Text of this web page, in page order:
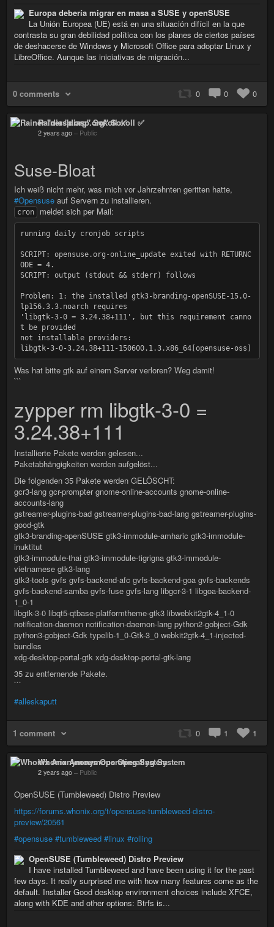
Europa debería migrar en masa a SUSE y openSUSE
La Unión Europea (UE) está en una situación difícil en la que
contrasta su gran debilidad política con los planes de ciertos países
de deshacerse de Windows y Microsoft Office para adoptar Linux y
LibreOffice. Aunque las iniciativas de migración...
0 comments 0 0 0
Rainer "diasp​.org" Sokoll ✅
2 years ago – Public
Suse-Bloat
Ich weiß nicht mehr, was mich vor Jahrzehnten geritten hatte,
#Opensuse auf Servern zu installieren.
cron meldet sich per Mail:
running daily cronjob scripts
SCRIPT: opensuse.org-online_update exited with RETURNC
ODE = 4.
SCRIPT: output (stdout && stderr) follows
Problem: 1: the installed gtk3-branding-openSUSE-15.0-
lp156.3.3.noarch requires
'libgtk-3-0 = 3.24.38+111', but this requirement canno
t be provided
not installable providers:
Was hat bitte gtk auf einem Server verloren? Weg damit!
```
zypper rm libgtk-3-0 =
3.24.38+111
Installierte Pakete werden gelesen...
Paketabhängigkeiten werden aufgelöst...
Die folgenden 35 Pakete werden GELÖSCHT:
gcr3-lang gcr-prompter gnome-online-accounts gnome-online-
accounts-lang
gstreamer-plugins-bad gstreamer-plugins-bad-lang gstreamer-plugins-
good-gtk
gtk3-branding-openSUSE gtk3-immodule-amharic gtk3-immodule-
inuktitut
gtk3-immodule-thai gtk3-immodule-tigrigna gtk3-immodule-
vietnamese gtk3-lang
gtk3-tools gvfs gvfs-backend-afc gvfs-backend-goa gvfs-backends
gvfs-backend-samba gvfs-fuse gvfs-lang libgcr-3-1 libgoa-backend-
1_0-1
libgtk-3-0 libqt5-qtbase-platformtheme-gtk3 libwebkit2gtk-4_1-0
notification-daemon notification-daemon-lang python2-gobject-Gdk
python3-gobject-Gdk typelib-1_0-Gtk-3_0 webkit2gtk-4_1-injected-
bundles
xdg-desktop-portal-gtk xdg-desktop-portal-gtk-lang
35 zu entfernende Pakete.
```
#alleskaputt
1 comment 0 1 1
Whonix Anonymous Operating System
2 years ago – Public
OpenSUSE (Tumbleweed) Distro Preview
https://forums.whonix.org/t/opensuse-tumbleweed-distro-
preview/20561
#opensuse #tumbleweed #linux #rolling
OpenSUSE (Tumbleweed) Distro Preview
I have installed Tumbleweed and have been using it for the past
few days. It really surprised me with how many features come as the
default. Installer Good desktop environment choices include XFCE,
along with KDE and other options: Btrfs is...